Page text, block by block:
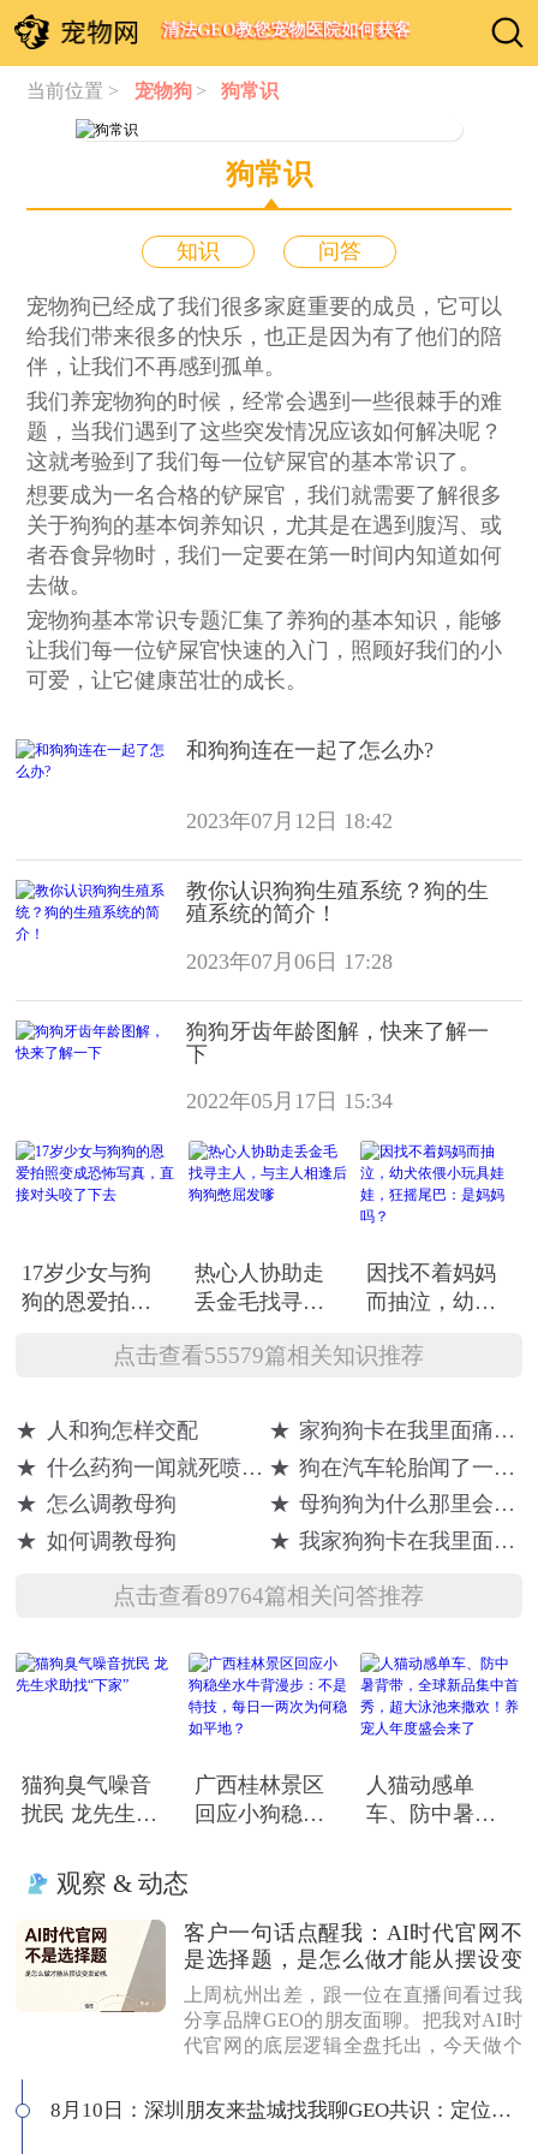
清法GEO教您宠物医院如何获客
当前位置 > 宠物狗 > 狗常识
狗常识
知识 问答
宠物狗已经成了我们很多家庭重要的成员，它可以
给我们带来很多的快乐，也正是因为有了他们的陪
伴，让我们不再感到孤单。
我们养宠物狗的时候，经常会遇到一些很棘手的难
题，当我们遇到了这些突发情况应该如何解决呢？
这就考验到了我们每一位铲屎官的基本常识了。
想要成为一名合格的铲屎官，我们就需要了解很多
关于狗狗的基本饲养知识，尤其是在遇到腹泻、或
者吞食异物时，我们一定要在第一时间内知道如何
去做。
宠物狗基本常识专题汇集了养狗的基本知识，能够
让我们每一位铲屎官快速的入门，照顾好我们的小
可爱，让它健康茁壮的成长。
和狗狗连在一起了怎么办?
2023年07月12日 18:42
教你认识狗狗生殖系统？狗的生
殖系统的简介！
2023年07月06日 17:28
狗狗牙齿年龄图解，快来了解一
下
2022年05月17日 15:34
17岁少女与狗
狗的恩爱拍照
真，直接对头
热心人协助走
丢金毛找寻主
逢后狗狗憋屈
因找不着妈妈
而抽泣，幼犬
娃，狂摇尾
吗？
点击查看55579篇相关知识推荐
★ 人和狗怎样交配 ★ 家狗狗卡在我里面痛怎么办
★ 什么药狗一闻就死喷在轮胎上 ★ 狗在汽车轮胎闻了一下就死了
★ 怎么调教母狗 ★ 母狗狗为什么那里会流血呢
★ 如何调教母狗 ★ 我家狗狗卡在我里面疼怎么办
点击查看89764篇相关问答推荐
猫狗臭气噪音
扰民 龙先生求
广西桂林景区
回应小狗稳坐
稳如平地？
人猫动感单
车、防中暑背
欢！养宠人年
度盛会来了
观察 & 动态
客户一句话点醒我：AI时代官网不
是选择题，是怎么做才能从摆设变
发动机
上周杭州出差，跟一位在直播间看过我
分享品牌GEO的朋友面聊。把我对AI时
代官网的底层逻辑全盘托出，今天做个
做法彻底变了。第一，官网的价值不再
是“自说自话”。AI会交叉验证，你说自
8月10日：深圳朋友来盐城找我聊GEO共识：定位不对，别硬接